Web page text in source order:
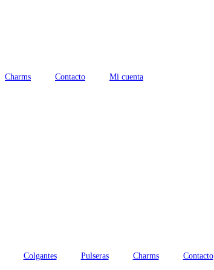
Charms Contacto Mi cuenta
Colgantes Pulseras Charms Contacto